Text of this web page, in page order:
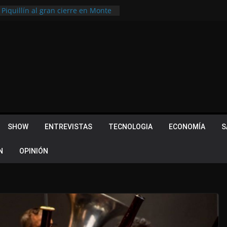
al gran cierre en Monte
lugar en el Camino Turístico de
años con un importante
¿Cuales son los requisitos
SHOW ENTREVISTAS TECNOLOGIA ECONOMÍA
OPINIÓN